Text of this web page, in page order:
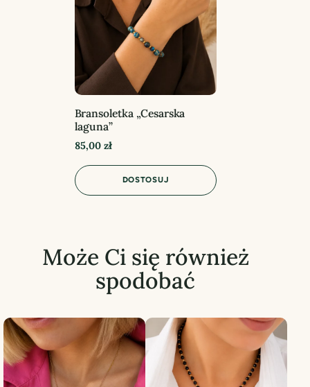
Bransoletka „Cesarska
laguna”
85,00 zł
DOSTOSUJ
Może Ci się również
spodobać